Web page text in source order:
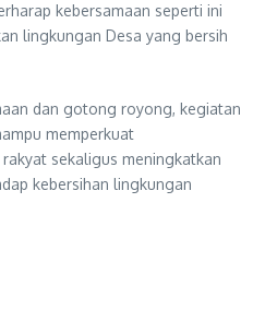
kebersamaan seperti ini
lingkungan Desa yang bersih
dan gotong royong, kegiatan
memperkuat
sekaligus meningkatkan
kebersihan lingkungan